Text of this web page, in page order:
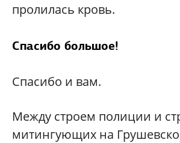
пролилась кровь.
Спасибо большое!
Спасибо и вам.
Между строем полиции и
митингующих на